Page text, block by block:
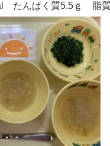
たんぱく質5.5ｇ 脂